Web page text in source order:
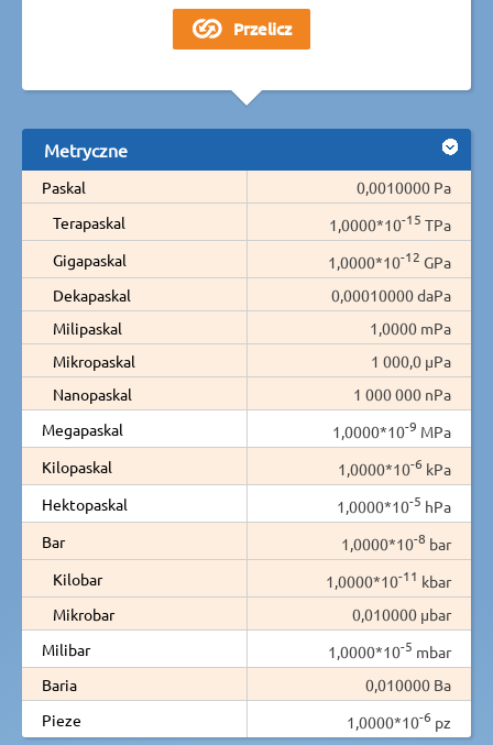
Metryczne
Paskal
0,0010000 Pa
Terapaskal
1,0000*10-15 TPa
Gigapaskal
1,0000*10-12 GPa
Dekapaskal
0,00010000 daPa
Milipaskal
1,0000 mPa
Mikropaskal
1 000,0 µPa
Nanopaskal
1 000 000 nPa
Megapaskal
1,0000*10-9 MPa
Kilopaskal
1,0000*10-6 kPa
Hektopaskal
1,0000*10-5 hPa
Bar
1,0000*10-8 bar
Kilobar
1,0000*10-11 kbar
Mikrobar
0,010000 µbar
Milibar
1,0000*10-5 mbar
Baria
0,010000 Ba
Pieze
1,0000*10-6 pz